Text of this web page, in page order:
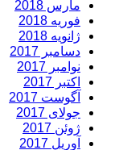
مارس 2018
فوریه 2018
ژانویه 2018
دسامبر 2017
نوامبر 2017
اکتبر 2017
آگوست 2017
جولای 2017
ژوئن 2017
آوریل 2017